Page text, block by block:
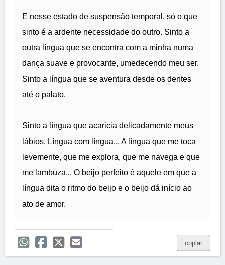
E nesse estado de suspensão temporal, só o que
sinto é a ardente necessidade do outro. Sinto a
outra língua que se encontra com a minha numa
dança suave e provocante, umedecendo meu ser.
Sinto a língua que se aventura desde os dentes
até o palato.
Sinto a língua que acaricia delicadamente meus
lábios. Língua com língua... A língua que me toca
levemente, que me explora, que me navega e que
me lambuza... O beijo perfeito é aquele em que a
língua dita o ritmo do beijo e o beijo dá início ao
ato de amor.
copiar